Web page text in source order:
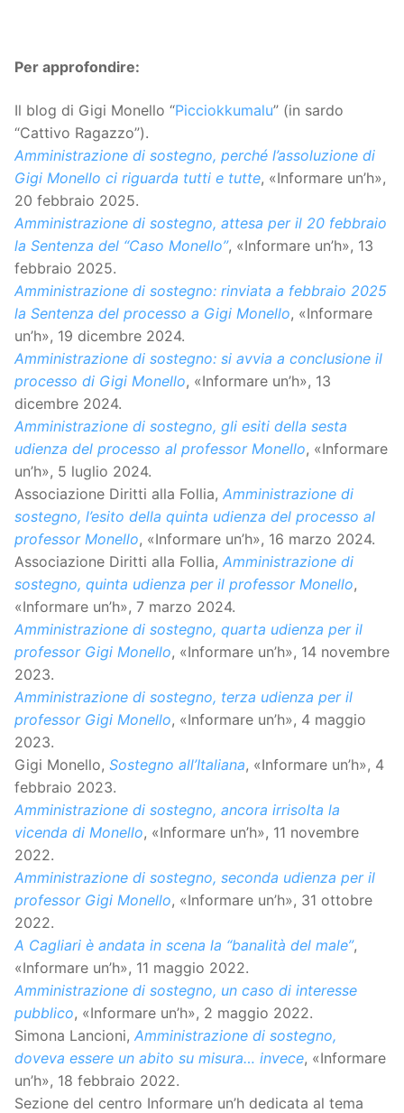
Per approfondire:
Il blog di Gigi Monello “Picciokkumalu” (in sardo
“Cattivo Ragazzo”).
Amministrazione di sostegno, perché l’assoluzione di
Gigi Monello ci riguarda tutti e tutte, «Informare un’h»,
20 febbraio 2025.
Amministrazione di sostegno, attesa per il 20 febbraio
la Sentenza del “Caso Monello”, «Informare un’h», 13
febbraio 2025.
Amministrazione di sostegno: rinviata a febbraio 2025
la Sentenza del processo a Gigi Monello, «Informare
un’h», 19 dicembre 2024.
Amministrazione di sostegno: si avvia a conclusione il
processo di Gigi Monello, «Informare un’h», 13
dicembre 2024.
Amministrazione di sostegno, gli esiti della sesta
udienza del processo al professor Monello, «Informare
un’h», 5 luglio 2024.
Associazione Diritti alla Follia, Amministrazione di
sostegno, l’esito della quinta udienza del processo al
professor Monello, «Informare un’h», 16 marzo 2024.
Associazione Diritti alla Follia, Amministrazione di
sostegno, quinta udienza per il professor Monello,
«Informare un’h», 7 marzo 2024.
Amministrazione di sostegno, quarta udienza per il
professor Gigi Monello, «Informare un’h», 14 novembre
2023.
Amministrazione di sostegno, terza udienza per il
professor Gigi Monello, «Informare un’h», 4 maggio
2023.
Gigi Monello, Sostegno all’Italiana, «Informare un’h», 4
febbraio 2023.
Amministrazione di sostegno, ancora irrisolta la
vicenda di Monello, «Informare un’h», 11 novembre
2022.
Amministrazione di sostegno, seconda udienza per il
professor Gigi Monello, «Informare un’h», 31 ottobre
2022.
A Cagliari è andata in scena la “banalità del male”,
«Informare un’h», 11 maggio 2022.
Amministrazione di sostegno, un caso di interesse
pubblico, «Informare un’h», 2 maggio 2022.
Simona Lancioni, Amministrazione di sostegno,
doveva essere un abito su misura… invece, «Informare
un’h», 18 febbraio 2022.
Sezione del centro Informare un’h dedicata al tema